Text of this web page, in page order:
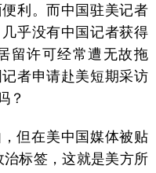
利。而中国驻美记者
乎没有中国记者获得
留许可经常遭无故拖
者申请赴美短期采访
？
但在美中国媒体被贴
治标签，这就是美方所